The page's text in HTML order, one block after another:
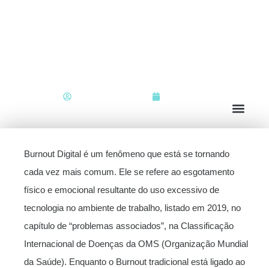
Burnout Digital é um fenômeno que está se tornando
cada vez mais comum. Ele se refere ao esgotamento
físico e emocional resultante do uso excessivo de
tecnologia no ambiente de trabalho, listado em 2019, no
capítulo de “problemas associados”, na Classificação
Internacional de Doenças da OMS (Organização Mundial
da Saúde). Enquanto o Burnout tradicional está ligado ao